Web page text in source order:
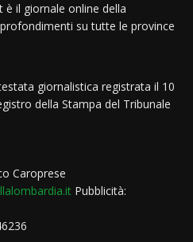
è il giornale online della
su tutte le province
giornalistica registrata il 10
della Stampa del Tribunale
Caroprese
Pubblicità: